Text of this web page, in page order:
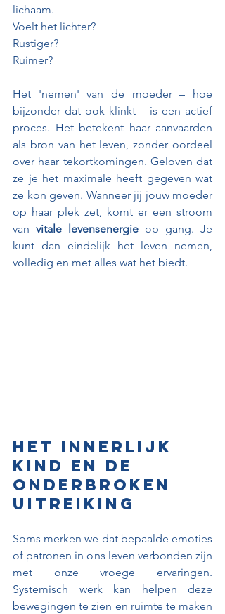
lichaam.
Voelt het lichter?
Rustiger?
Ruimer?
Het 'nemen' van de moeder – hoe
bijzonder dat ook klinkt – is een actief
proces. Het betekent haar aanvaarden
als bron van het leven, zonder oordeel
over haar tekortkomingen. Geloven dat
ze je het maximale heeft gegeven wat
ze kon geven. Wanneer jij jouw moeder
op haar plek zet, komt er een stroom
van vitale levensenergie op gang. Je
kunt dan eindelijk het leven nemen,
volledig en met alles wat het biedt.
Het innerlijk
kind en de
onderbroken
uitreiking
Soms merken we dat bepaalde emoties
of patronen in ons leven verbonden zijn
Systemisch werk kan helpen deze
bewegingen te zien en ruimte te maken